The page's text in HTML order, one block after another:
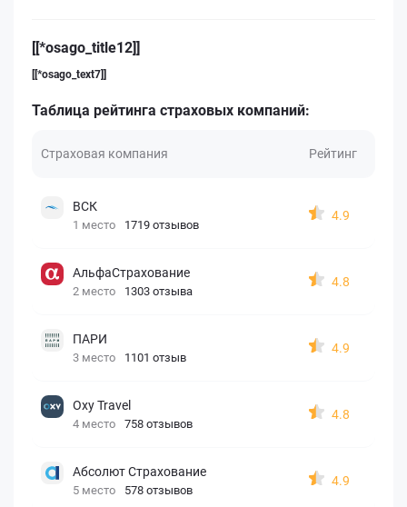
[[*osago_title12]]
[[*osago_text7]]
Таблица рейтинга страховых компаний:
Страховая компания Рейтинг
ВСК
1 место 1719 отзывов
4.9
АльфаСтрахование
2 место 1303 отзыва
4.8
ПАРИ
3 место 1101 отзыв
4.9
Oxy Travel
4 место 758 отзывов
4.8
Абсолют Страхование
5 место 578 отзывов
4.9